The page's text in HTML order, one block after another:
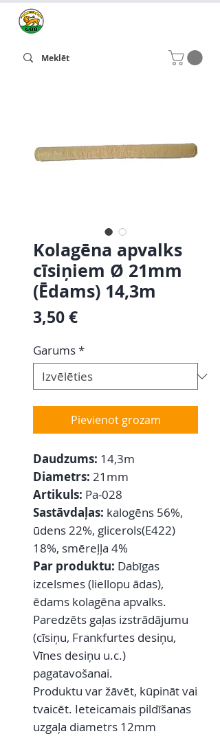
Kolagēna apvalks
cīsiņiem Ø 21mm
(Ēdams) 14,3m
3,50 €Cena
Garums*
Pievienot grozam
Daudzums: 14,3m
Diametrs: 21mm
Artikuls: Pa-028
Sastāvdaļas: kalogēns 56%,
ūdens 22%, glicerols(E422)
18%, smēreļļa 4%
Par produktu: Dabīgas
izcelsmes (liellopu ādas),
ēdams kolagēna apvalks.
Paredzēts gaļas izstrādājumu
(cīsiņu, Frankfurtes desiņu,
Vīnes desiņu u.c.)
pagatavošanai.
Produktu var žāvēt, kūpināt vai
tvaicēt. Ieteicamais pildīšanas
uzgaļa diametrs 12mm